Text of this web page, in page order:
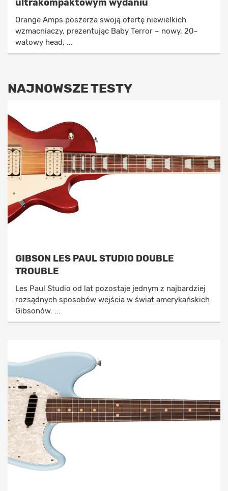
ultrakompaktowym wydaniu
Orange Amps poszerza swoją ofertę niewielkich
wzmacniaczy, prezentując Baby Terror – nowy, 20-
watowy head, ...
NAJNOWSZE TESTY
GIBSON LES PAUL STUDIO DOUBLE
TROUBLE
Les Paul Studio od lat pozostaje jednym z najbardziej
rozsądnych sposobów wejścia w świat amerykańskich
Gibsonów. ...